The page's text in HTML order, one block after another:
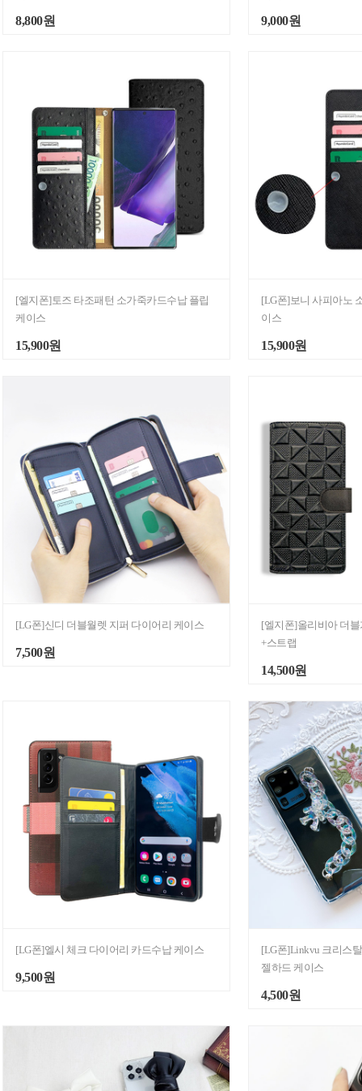
8,800원 9,000원
[엘지폰]토즈 타조패턴 소가죽카드수납 플립
케이스
15,900원
[LG폰]보니 사피아노
이스
15,900원
[LG폰]신디 더블월렛 지퍼 다이어리 케이스
7,500원
[엘지폰]올리비아 더
+스트랩
14,500원
[LG폰]엘시 체크 다이어리 카드수납 케이스
9,500원
[LG폰]Linkvu 크리스
젤하드 케이스
4,500원